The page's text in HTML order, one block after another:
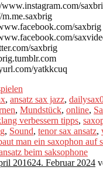
saxbrig
saxbrig
yatkkcuq
, ansatz sax jazz,
, Mundstück, online,
verbessern tipps,
, Sound, tenor sax ansatz,
man ein saxophon auf
beim saksophone
201624. Februar 2024